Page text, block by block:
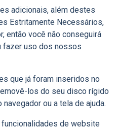
adicionais, além destes
Estritamente Necessários,
então você não conseguirá
fazer uso dos nossos
que já foram inseridos no
los do seu disco rígido
ou a tela de ajuda.
de website